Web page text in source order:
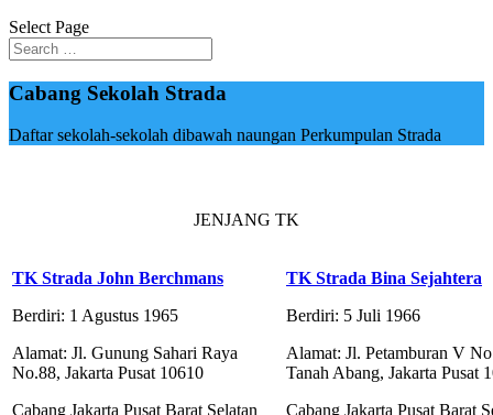
Select Page
Cabang Sekolah Strada
Daftar sekolah-sekolah dibawah naungan Perkumpulan Strada
JENJANG TK
TK Strada John Berchmans
Berdiri: 1 Agustus 1965
Alamat: Jl. Gunung Sahari Raya
No.88, Jakarta Pusat 10610
Cabang Jakarta Pusat Barat Selatan
TK Strada Bina Sejahtera
Berdiri: 5 Juli 1966
Alamat: Jl. Petamburan V
Tanah Abang, Jakarta Pusat
Cabang Jakarta Pusat Barat